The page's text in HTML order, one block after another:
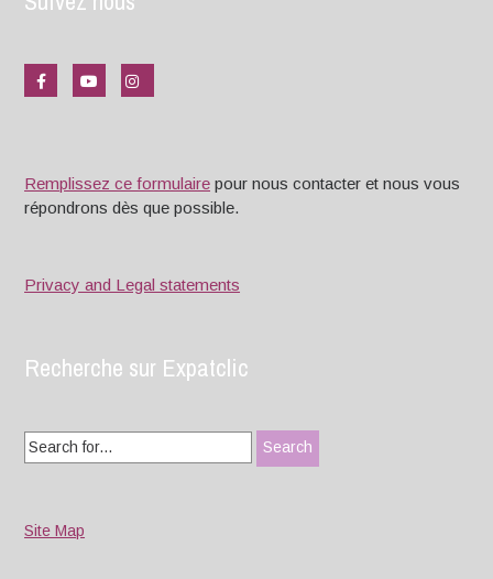
Remplissez ce formulaire pour nous contacter et nous vous
répondrons dès que possible.
Privacy and Legal statements
Recherche sur Expatclic
Search
for:
Site Map